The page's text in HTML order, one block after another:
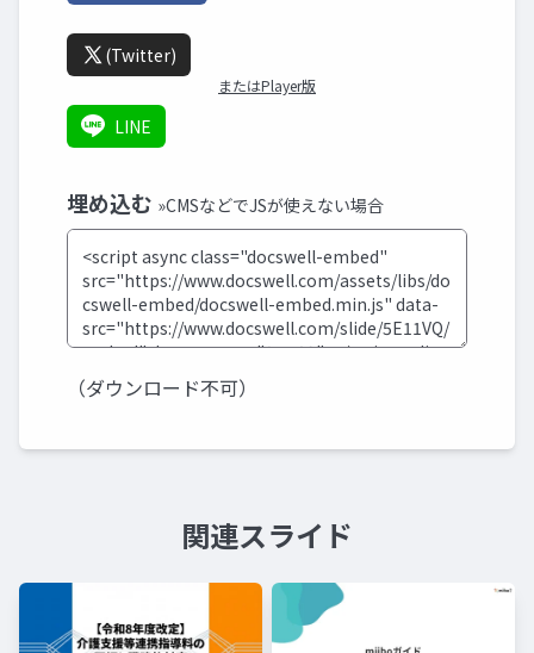
(Twitter)
またはPlayer版
LINE
埋め込む »CMSなどでJSが使えない場合
（ダウンロード不可）
関連スライド